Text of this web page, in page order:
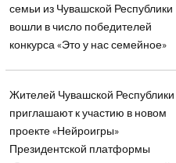
семьи из Чувашской Республики
вошли в число победителей
конкурса «Это у нас семейное»
Жителей Чувашской Республики
приглашают к участию в новом
проекте «Нейроигры»
Президентской платформы